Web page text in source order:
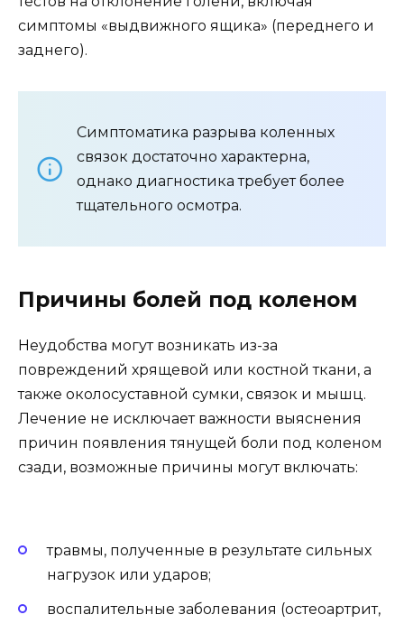
симптомы «выдвижного ящика» (переднего и
заднего).
Симптоматика разрыва коленных
связок достаточно характерна,
однако диагностика требует более
тщательного осмотра.
Причины болей под коленом
Неудобства могут возникать из-за
повреждений хрящевой или костной ткани, а
также околосуставной сумки, связок и мышц.
Лечение не исключает важности выяснения
причин появления тянущей боли под коленом
сзади, возможные причины могут включать:
травмы, полученные в результате сильных
нагрузок или ударов;
воспалительные заболевания (остеоартрит,